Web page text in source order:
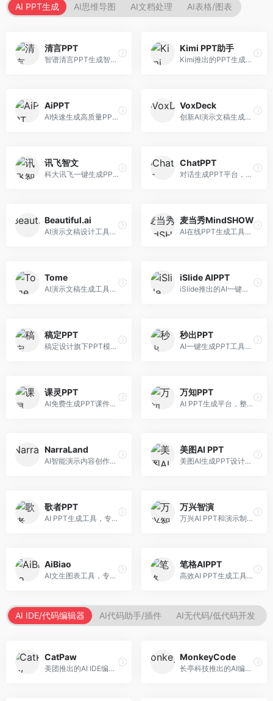
AI PPT生成 AI思维导图 AI文档处理 AI表格/图表
清言PPT
智谱清言PPT生成智能体，基于GLM大模型。面向智谱用户，支持对话生成PPT、内容优化等服务，与智谱生态深度整合。
Kimi PPT助手
Kimi推出的PPT生成智能体，整合长文本处理能力。面向职场人士和学生，支持文档解析、PPT生成、内容优化等服务，与Kimi生态深度整合。
AiPPT
AI快速生成高质量PPT平台，支持主题定制。面向职场人士和学生，提供一键生成、模板选择、内容优化等服务，PPT制作速度快，设计质量高。
VoxDeck
创新AI演示文稿生成工具，支持语音交互创作。面向职场人士，支持语音输入、PPT生成、内容优化等功能，语音创作体验便捷。
讯飞智文
科大讯飞一键生成PPT和Word工具，整合语音技术。面向职场人士，支持语音输入、文档生成、格式调整等功能，办公效率显著提升。
ChatPPT
对话生成PPT平台，支持自然语言交互创作。面向职场人士和教育工作者，通过对话方式完成PPT制作，交互体验友好，创作过程直观。
Beautiful.ai
AI演示文稿设计工具，专注于自动化设计排版。面向职场人士，提供智能排版、模板选择、设计优化等服务，设计美观度高。
麦当秀MindSHOW
AI在线PPT生成工具，支持思维导图转PPT。面向职场人士，提供思维导图导入、PPT生成、模板选择等服务，思维导图转PPT效率高。
Tome
AI演示文稿生成工具，专注于故事化演示创作。面向创业者和营销人员，提供故事叙述、视觉设计、内容生成等服务，演示文稿叙事性强。
iSlide AIPPT
iSlide推出的AI一键设计精美PPT工具。面向PPT设计用户，提供模板库、内容生成、设计优化等服务，与iSlide插件深度整合。
稿定PPT
稿定设计旗下PPT模板资源库，整合AI生成功能。面向设计师和职场人士，提供海量PPT模板、AI内容生成等服务，模板质量高。
秒出PPT
AI一键生成PPT工具，专注于快速演示文稿制作。面向职场人士，支持主题输入、内容生成、模板套用等功能，PPT生成速度快，适合紧急制作场景。
课灵PPT
AI免费生成PPT课件平台，专注于教育场景。面向教师和教育工作者，提供课件生成、教学设计、模板选择等服务，教育适配性强。
万知PPT
AI PPT生成平台，整合知识库与创作功能。面向职场人士，支持内容检索、PPT生成、设计优化等服务，知识整合能力强。
NarraLand
AI智能演示内容创作平台，专注于叙事演示。面向内容创作者，提供故事创作、演示生成、动画设计等服务，演示内容生动有趣。
美图AI PPT
美图AI生成PPT设计工具，整合图像处理能力。面向设计师和职场人士，提供PPT生成、图片美化、设计优化等服务，视觉设计美观。
歌者PPT
AI PPT生成工具，专注于演示文稿智能创作。面向职场人士，支持主题输入、内容生成、设计美化等功能，PPT制作效率高。
万兴智演
万兴AI PPT和演示制作软件，整合视频演示功能。面向职场人士和教育工作者，提供PPT生成、演示录制、视频制作等服务，演示功能完善。
AiBiao
AI文生图表工具，专注于数据可视化展示。面向数据分析师和职场人士，提供图表生成、数据可视化、PPT嵌入等服务，数据展示专业。
笔格AIPPT
高效AI PPT生成工具，专注于演示文稿智能创作。面向职场人士，支持主题输入、内容生成、设计美化等功能，PPT制作效率高。
AI IDE/代码编辑器 AI代码助手/插件 AI无代码/低代码开发
CatPaw
美团推出的AI IDE编程工具，专注于本地开发生态。面向开发者，提供智能代码补全、代码生成、项目管理等服务，本地开发体验好。
MonkeyCode
长亭科技推出的AI编程助手，专注于安全开发。面向开发者，提供代码生成、安全检测、漏洞修复等服务，安全开发能力强。